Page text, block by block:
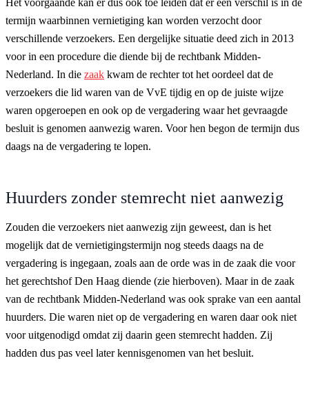
termijn waarbinnen vernietiging kan worden verzocht door
verschillende verzoekers. Een dergelijke situatie deed zich in 2013
voor in een procedure die diende bij de rechtbank Midden-
Nederland. In die zaak kwam de rechter tot het oordeel dat de
verzoekers die lid waren van de VvE tijdig en op de juiste wijze
waren opgeroepen en ook op de vergadering waar het gevraagde
besluit is genomen aanwezig waren. Voor hen begon de termijn dus
daags na de vergadering te lopen.
Huurders zonder stemrecht niet aanwezig
Zouden die verzoekers niet aanwezig zijn geweest, dan is het
mogelijk dat de vernietigingstermijn nog steeds daags na de
vergadering is ingegaan, zoals aan de orde was in de zaak die voor
het gerechtshof Den Haag diende (zie hierboven). Maar in de zaak
van de rechtbank Midden-Nederland was ook sprake van een aantal
huurders. Die waren niet op de vergadering en waren daar ook niet
voor uitgenodigd omdat zij daarin geen stemrecht hadden. Zij
hadden dus pas veel later kennisgenomen van het besluit.